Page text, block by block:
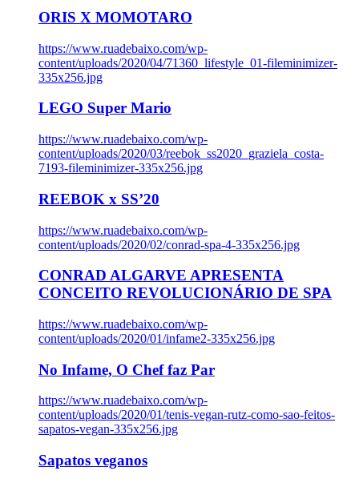
ORIS X MOMOTARO
https://www.ruadebaixo.com/wp-
content/uploads/2020/04/71360_lifestyle_01-fileminimizer-
335x256.jpg
LEGO Super Mario
https://www.ruadebaixo.com/wp-
content/uploads/2020/03/reebok_ss2020_graziela_costa-
7193-fileminimizer-335x256.jpg
REEBOK x SS’20
https://www.ruadebaixo.com/wp-
content/uploads/2020/02/conrad-spa-4-335x256.jpg
CONRAD ALGARVE APRESENTA
CONCEITO REVOLUCIONÁRIO DE SPA
https://www.ruadebaixo.com/wp-
content/uploads/2020/01/infame2-335x256.jpg
No Infame, O Chef faz Par
https://www.ruadebaixo.com/wp-
content/uploads/2020/01/tenis-vegan-rutz-como-sao-feitos-
sapatos-vegan-335x256.jpg
Sapatos veganos